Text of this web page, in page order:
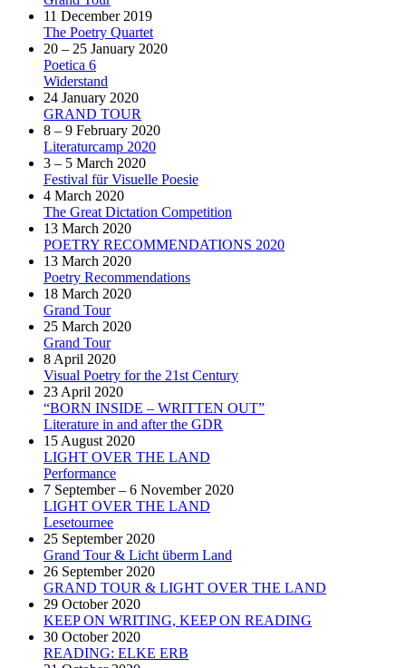
11 December 2019
The Poetry Quartet
20 – 25 January 2020
Poetica 6
Widerstand
24 January 2020
GRAND TOUR
8 – 9 February 2020
Literaturcamp 2020
3 – 5 March 2020
Festival für Visuelle Poesie
4 March 2020
The Great Dictation Competition
13 March 2020
POETRY RECOMMENDATIONS 2020
13 March 2020
Poetry Recommendations
18 March 2020
Grand Tour
25 March 2020
Grand Tour
8 April 2020
Visual Poetry for the 21st Century
23 April 2020
“BORN INSIDE – WRITTEN OUT”
Literature in and after the GDR
15 August 2020
LIGHT OVER THE LAND
Performance
7 September – 6 November 2020
LIGHT OVER THE LAND
Lesetournee
25 September 2020
Grand Tour & Licht überm Land
26 September 2020
GRAND TOUR & LIGHT OVER THE LAND
29 October 2020
KEEP ON WRITING, KEEP ON READING
30 October 2020
READING: ELKE ERB